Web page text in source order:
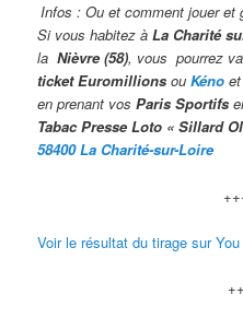
Infos : Ou et comment jouer et
Si vous habitez àLa Charité
laNièvre (58), vous pourrez
ticket Euromillions ouKéno
en prenant vosParis Sportifs
Tabac Presse Loto « Sillard
58400 La Charité-sur-Loire
Voir le résultat du tirage sur You